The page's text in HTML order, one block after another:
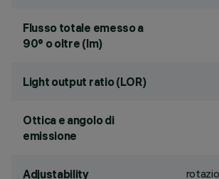
Flusso totale emesso a
90° o oltre (lm)
Light output ratio (LOR)
Ottica e angolo di
emissione
Adjustability